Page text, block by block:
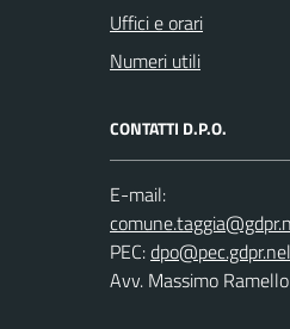
Uffici e orari
Numeri utili
CONTATTI D.P.O.
E-mail:
PEC:
Avv. Massimo Ramello